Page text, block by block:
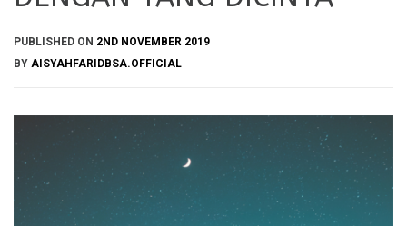
PUBLISHED ON 2ND NOVEMBER 2019
BY AISYAHFARIDBSA.OFFICIAL